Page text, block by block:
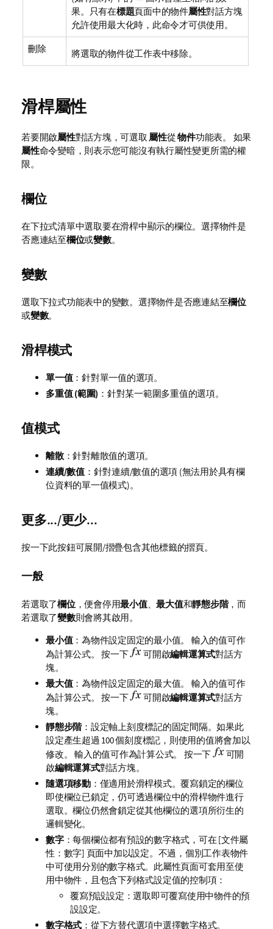
果。只有在標題頁面中的物件屬性對話方塊
允許使用最大化時，此命令才可供使用。
刪除 將選取的物件從工作表中移除。
滑桿屬性
若要開啟屬性對話方塊，可選取 屬性從物件功能表。 如果
屬性命令變暗，則表示您可能沒有執行屬性變更所需的權
限。
欄位
在下拉式清單中選取要在滑桿中顯示的欄位。選擇物件是
否應連結至欄位或變數。
變數
選取下拉式功能表中的變數。選擇物件是否應連結至欄位
或變數。
滑桿模式
單一值：針對單一值的選項。
多重值 (範圍) ：針對某一範圍多重值的選項。
值模式
離散：針對離散值的選項。
連續/數值：針對連續/數值的選項 (無法用於具有欄
位資料的單一值模式)。
更多.../更少...
按一下此按鈕可展開/摺疊包含其他標籤的摺頁。
一般
若選取了欄位，便會停用最小值、最大值和靜態步階，而
若選取了變數則會將其啟用。
最小值：為物件設定固定的最小值。 輸入的值可作
為計算公式。 按一下
可開啟編輯運算式對話方
塊。
最大值：為物件設定固定的最大值。 輸入的值可作
為計算公式。 按一下
可開啟編輯運算式對話方
塊。
靜態步階：設定軸上刻度標記的固定間隔。如果此
設定產生超過 100 個刻度標記，則使用的值將會加以
修改。 輸入的值可作為計算公式。 按一下
可開
啟編輯運算式對話方塊。
隨選項移動：僅適用於滑桿模式。覆寫鎖定的欄位
即使欄位已鎖定，仍可透過欄位中的滑桿物件進行
選取。欄位仍然會鎖定從其他欄位的選項所衍生的
邏輯變化。
數字：每個欄位都有預設的數字格式，可在 [文件屬
性：數字] 頁面中加以設定。不過，個別工作表物件
中可使用分別的數字格式。此屬性頁面可套用至使
用中物件，且包含下列格式設定值的控制項：
覆寫預設設定：選取即可覆寫使用中物件的預
設設定。
數字格式 ：從下方替代選項中選擇數字格式。